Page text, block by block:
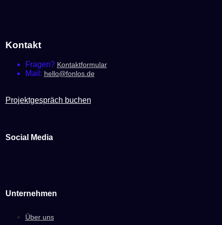
werden
Kontakt
Fragen? Kontaktformular
Mail: hello@fonlos.de
Projektgespräch buchen
Social Media
Unternehmen
Über uns